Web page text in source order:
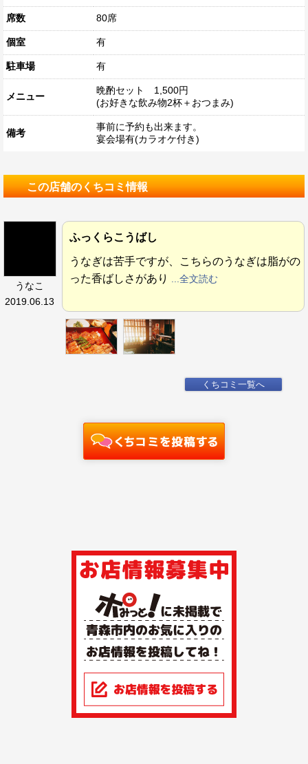
席数 80席
個室 有
駐車場 有
メニュー
晩酌セット 1,500円
(お好きな飲み物2杯＋おつまみ)
備考
事前に予約も出来ます。
宴会場有(カラオケ付き)
この店舗のくちコミ情報
うなこ
2019.06.13
ふっくらこうばし
うなぎは苦手ですが、こちらのうなぎは脂がの
った香ばしさがあり
...全文読む
くちコミ一覧へ